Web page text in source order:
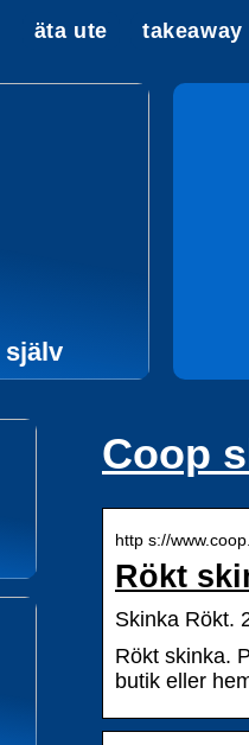
äta ute takeaway
själv
Coop
http s://
Rökt
Skinka Rökt.
Rökt skinka.
butik eller